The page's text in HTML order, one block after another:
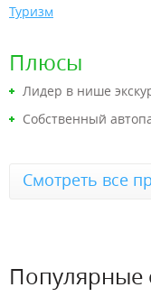
Туризм
Плюсы
Лидер в нише
Собственный
Смотреть все
Популярные